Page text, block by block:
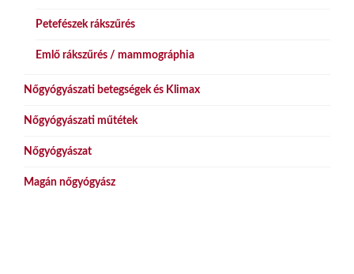
Petefészek rákszűrés
Emlő rákszűrés / mammográphia
Nőgyógyászati betegségek és Klimax
Nőgyógyászati műtétek
Nőgyógyászat
Magán nőgyógyász